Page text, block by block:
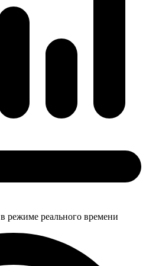
режиме реального времени